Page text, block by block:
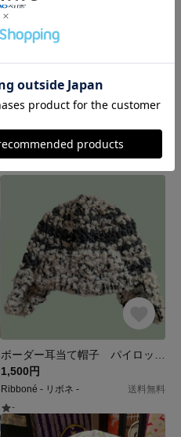
シャチ帽子(ブラック)
4,200円
るー
1,500円
Ribboné - リボネ -
送料無料
-